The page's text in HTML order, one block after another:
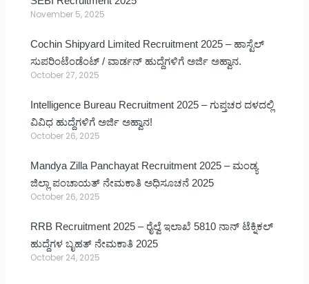
November 5, 2025
Cochin Shipyard Limited Recruitment 2025 – ಹಾಸ್ಟೆಲ್
ಸುಪರಿಂಟೆಂಡೆಂಟ್ / ವಾರ್ಡನ್ ಹುದ್ದೆಗಳಿಗೆ ಅರ್ಜಿ ಅಹ್ವಾನ.
October 27, 2025
Intelligence Bureau Recruitment 2025 – ಗುಪ್ತಚರ ದಳದಲ್ಲಿ
ವಿವಿಧ ಹುದ್ದೆಗಳಿಗೆ ಅರ್ಜಿ ಅಹ್ವಾನ!
October 26, 2025
Mandya Zilla Panchayat Recruitment 2025 – ಮಂಡ್ಯ
ಜಿಲ್ಲಾ ಪಂಚಾಯತ್ ನೇಮಕಾತಿ ಅಧಿಸೂಚನೆ 2025
October 26, 2025
RRB Recruitment 2025 – ರೈಲ್ವೆ ಇಲಾಖೆ 5810 ನಾನ್ ಟೆಕ್ನಿಕಲ್
ಹುದ್ದೆಗಳ ಬೃಹತ್ ನೇಮಕಾತಿ 2025
October 24, 2025